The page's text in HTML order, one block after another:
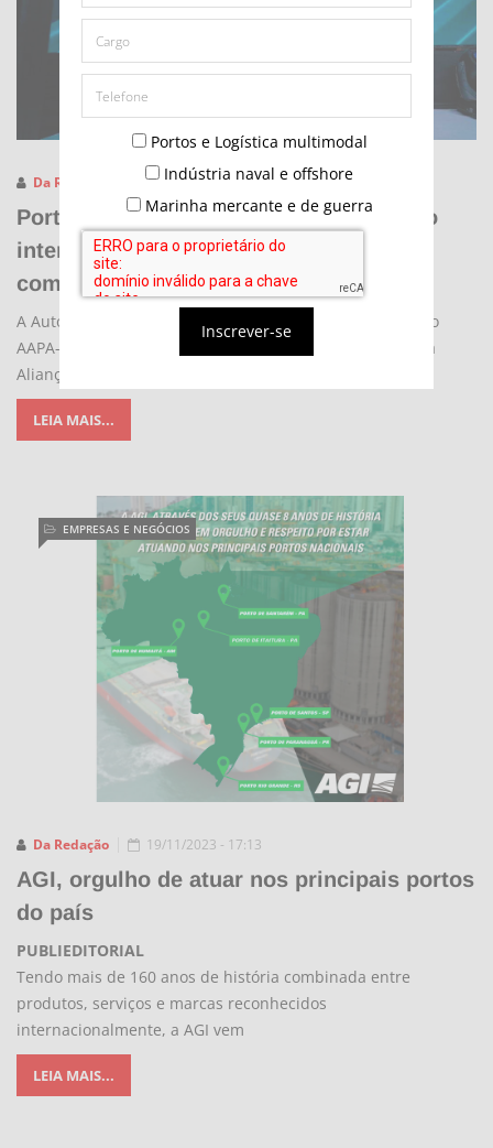
Portos e Logística multimodal
Indústria naval e offshore
Marinha mercante e de guerra
Inscrever-se
Da Redação 11/12/2023 - 18:13
Porto de Santos recebe reconhecimento
internacional por inovação em parceria
com startups
A Autoridade Portuária de Santos (APS) recebeu o prêmio
AAPA-CIP Port Industry Award of Excellence, na categoria
Alianças Público-Privadas, por sua
LEIA MAIS...
Da Redação
EMPRESAS E NEGÓCIOS
19/11/2023 - 17:13
AGI, orgulho de atuar nos principais portos
do país
PUBLIEDITORIAL
Tendo mais de 160 anos de história combinada entre
produtos, serviços e marcas reconhecidos
internacionalmente, a AGI vem
LEIA MAIS...